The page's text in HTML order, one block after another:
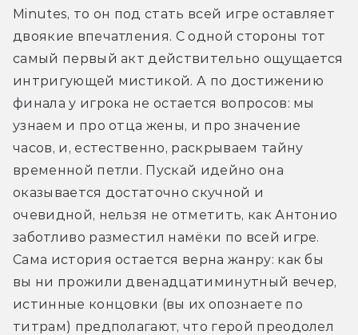
Minutes, то он под стать всей игре оставляет
двоякие впечатления. С одной стороны тот
самый первый акт действительно ощущается
интригующей мистикой. А по достижению
финала у игрока не остается вопросов: мы
узнаем и про отца жены, и про значение
часов, и, естественно, раскрываем тайну
временной петли. Пускай идейно она
оказывается достаточно скучной и
очевидной, нельзя не отметить, как Антонио
заботливо разместил намёки по всей игре.
Сама история остается верна жанру: как бы
вы ни прожили двенадцатиминутный вечер,
истинные концовки (вы их опознаете по
титрам) предполагают, что герой преодолел